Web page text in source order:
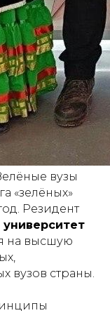
вузы
«зелёных»
Резидент
на высшую
вузов страны.